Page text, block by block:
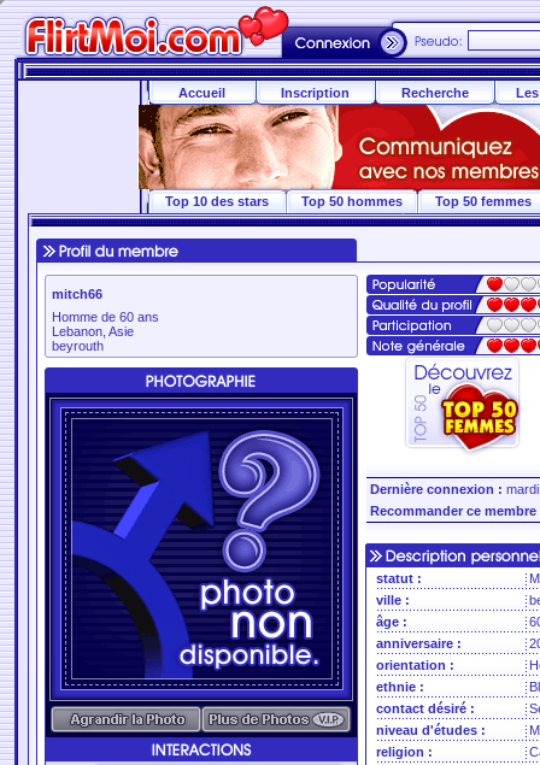
Accueil Inscription Recherche
Top 10 des stars Top 50 hommes Top 50 femmes
mitch66
Homme de 60 ans
Lebanon, Asie
beyrouth
Dernière connexion :
Recommander ce membre
statut :
ville :
âge :
anniversaire :
orientation :
ethnie :
contact désiré :
niveau d'études :
religion :